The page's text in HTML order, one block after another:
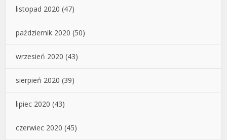
listopad 2020 (47)
październik 2020 (50)
wrzesień 2020 (43)
sierpień 2020 (39)
lipiec 2020 (43)
czerwiec 2020 (45)